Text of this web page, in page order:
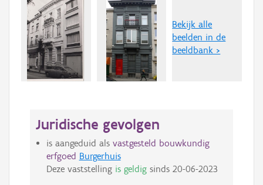
Bekijk alle
beelden in de
beeldbank >
Juridische gevolgen
is aangeduid als vastgesteld bouwkundig
erfgoed Burgerhuis
Deze vaststelling is geldigsinds 20-06-2023